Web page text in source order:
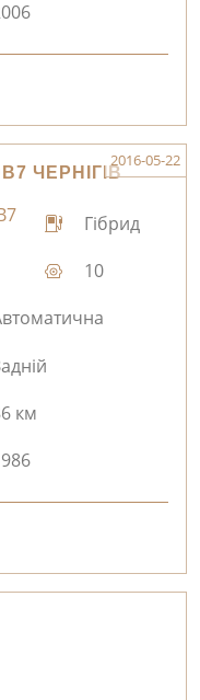
ЧЕРНІГІВ
2016-05-22
Гібрид
10
км